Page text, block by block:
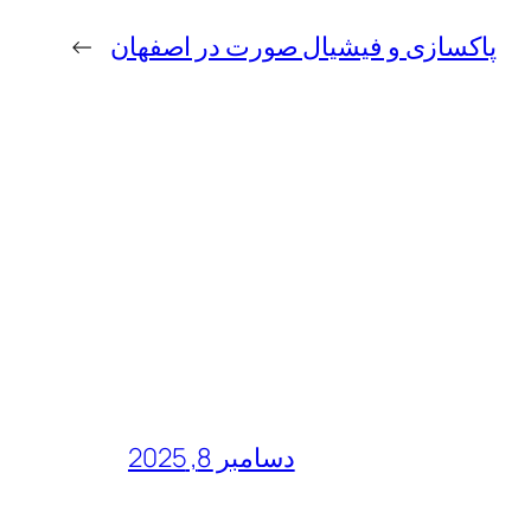
پاکسازی و فیشیال صورت در اصفهان →
دسامبر 8, 2025